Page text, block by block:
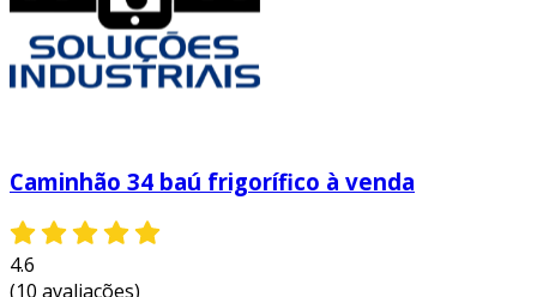
Caminhão 34 baú frigorífico à venda
4.6
(10 avaliações)